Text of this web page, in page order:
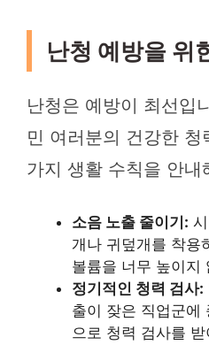
난청 예방을 위
난청은 예방이 최선입
민 여러분의 건강한
가지 생활 수칙을 안내
소음 노출 줄이기:
개나 귀덮개를 착용
볼륨을 너무 높이지
정기적인 청력 검사:
출이 잦은 직업군에
으로 청력 검사를